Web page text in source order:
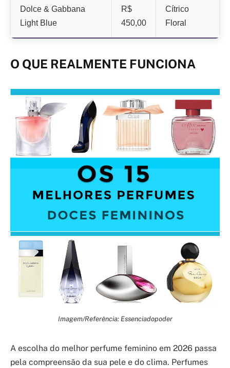
Dolce & Gabbana
Light Blue
R$
450,00
Cítrico
Floral
O QUE REALMENTE FUNCIONA
Imagem/Referência: Essenciadopoder
A escolha do melhor perfume feminino em 2026 passa
pela compreensão da sua pele e do clima. Perfumes